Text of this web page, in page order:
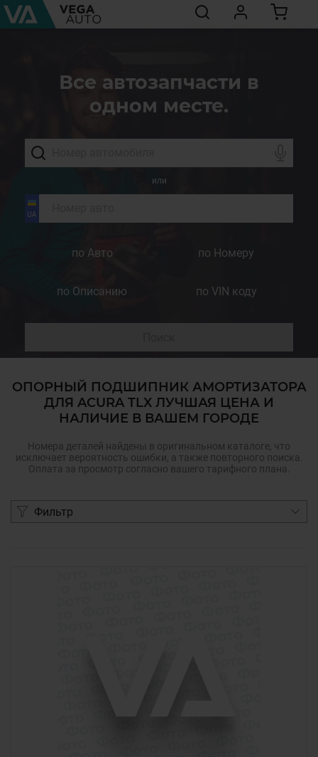
Все автозапчасти в
одном месте.
или
по Авто по Номеру
по Описанию по VIN коду
ОПОРНЫЙ ПОДШИПНИК АМОРТИЗАТОРА
ДЛЯ ACURA TLX ЛУЧШАЯ ЦЕНА И
НАЛИЧИЕ В ВАШЕМ ГОРОДЕ
Номера деталей найдены в оригинальном каталоге, что
исключает вероятность ошибки, а также повторного поиска.
Оплата за просмотр согласно вашего тарифного плана.
Фильтр